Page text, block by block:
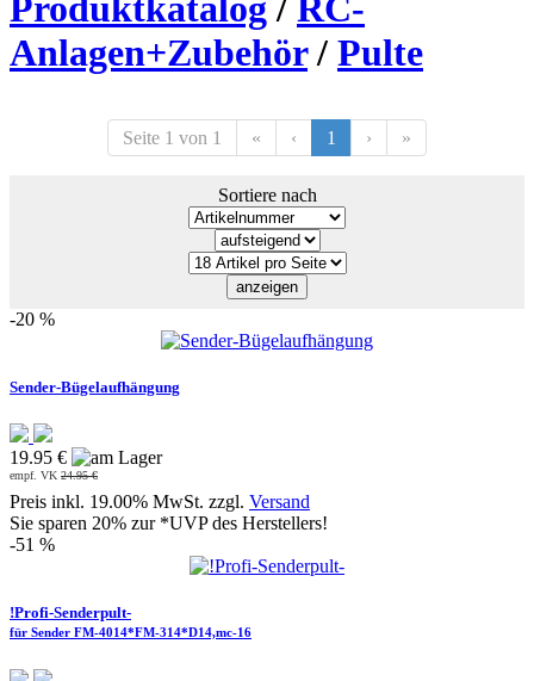
Produktkatalog/ RC-
Anlagen+Zubehör/ Pulte
Seite 1 von 1 « ‹ 1 › »
Sortiere nach
-20 %
Sender-Bügelaufhängung
19.95 €
empf. VK 24.95 €
Preis inkl. 19.00% MwSt. zzgl. Versand
Sie sparen 20% zur *UVP des Herstellers!
-51 %
!Profi-Senderpult-
für Sender FM-4014*FM-314*D14,mc-16